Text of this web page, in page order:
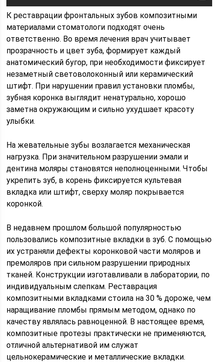
К реставрации фронтальных зубов композитными
материалами стоматологи подходят очень
ответственно. Во время лечения врач учитывает
прозрачность и цвет зуба, формирует каждый
анатомический бугор, при необходимости фиксирует
незаметный световолоконный или керамический
штифт. При нарушении правил установки пломбы,
зубная коронка выглядит ненатурально, хорошо
заметна окружающим и сильно ухудшает красоту
улыбки.
На жевательные зубы возлагается механическая
нагрузка. При значительном разрушении эмали и
дентина моляры становятся неполноценными. Чтобы
укрепить зуб, в корень фиксируется культевая
вкладка или штифт, сверху моляр покрывается
коронкой.
В недавнем прошлом большой популярностью
пользовались композитные вкладки в зуб. С помощью
их устраняли дефекты коронковой части моляров и
премоляров при сильном разрушении природных
тканей. Конструкции изготавливали в лаборатории, по
индивидуальным слепкам. Реставрация
композитными вкладками стоила на 30 % дороже, чем
наращивание пломбы прямым методом, однако по
качеству являлась равноценной. В настоящее время,
композитные протезы практически не применяются,
отличной альтернативой им служат
цельнокерамические и металлические вкладки.